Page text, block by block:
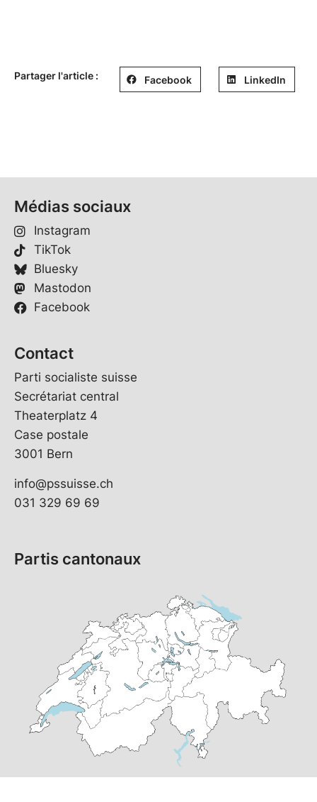
Partager l'article : Facebook LinkedIn
Médias sociaux
Instagram
TikTok
Bluesky
Mastodon
Facebook
Contact
Parti socialiste suisse
Secrétariat central
Theaterplatz 4
Case postale
3001 Bern
info@pssuisse.ch
031 329 69 69
Partis cantonaux